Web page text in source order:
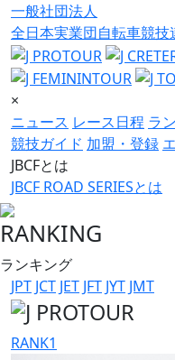
一般社団法人
全日本実業団自転車競技
×
ニュース レース日程 ラ
競技ガイド 加盟・登録
JBCFとは
JBCF ROAD SERIESとは
RANKING
ランキング
JPT JCT JET JFT JYT JMT
RANK1